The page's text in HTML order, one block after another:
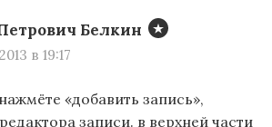
Белкин
в 19:17
«добавить запись»,
записи. в верхней части